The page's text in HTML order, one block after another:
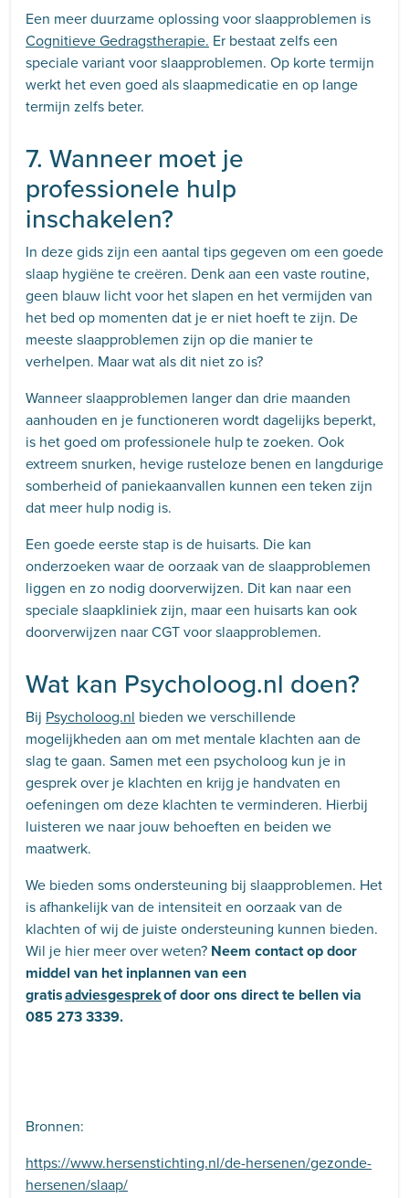
Een meer duurzame oplossing voor slaapproblemen is
Cognitieve Gedragstherapie. Er bestaat zelfs een
speciale variant voor slaapproblemen. Op korte termijn
werkt het even goed als slaapmedicatie en op lange
termijn zelfs beter.
7. Wanneer moet je
professionele hulp
inschakelen?
In deze gids zijn een aantal tips gegeven om een goede
slaap hygiëne te creëren. Denk aan een vaste routine,
geen blauw licht voor het slapen en het vermijden van
het bed op momenten dat je er niet hoeft te zijn. De
meeste slaapproblemen zijn op die manier te
verhelpen. Maar wat als dit niet zo is?
Wanneer slaapproblemen langer dan drie maanden
aanhouden en je functioneren wordt dagelijks beperkt,
is het goed om professionele hulp te zoeken. Ook
extreem snurken, hevige rusteloze benen en langdurige
somberheid of paniekaanvallen kunnen een teken zijn
dat meer hulp nodig is.
Een goede eerste stap is de huisarts. Die kan
onderzoeken waar de oorzaak van de slaapproblemen
liggen en zo nodig doorverwijzen. Dit kan naar een
speciale slaapkliniek zijn, maar een huisarts kan ook
doorverwijzen naar CGT voor slaapproblemen.
Wat kan Psycholoog.nl doen?
Bij Psycholoog.nl bieden we verschillende
mogelijkheden aan om met mentale klachten aan de
slag te gaan. Samen met een psycholoog kun je in
gesprek over je klachten en krijg je handvaten en
oefeningen om deze klachten te verminderen. Hierbij
luisteren we naar jouw behoeften en beiden we
maatwerk.
We bieden soms ondersteuning bij slaapproblemen. Het
is afhankelijk van de intensiteit en oorzaak van de
klachten of wij de juiste ondersteuning kunnen bieden.
Wil je hier meer over weten? Neem contact op door
middel van het inplannen van een
gratisadviesgesprekof door ons direct te bellen via
085 273 3339.
Bronnen:
https://www.hersenstichting.nl/de-hersenen/gezonde-
hersenen/slaap/